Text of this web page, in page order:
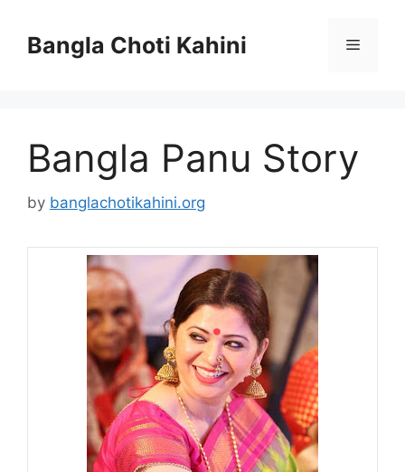
contentBangla Choti Kahini Menu
Bangla Panu Story
by banglachotikahini.org